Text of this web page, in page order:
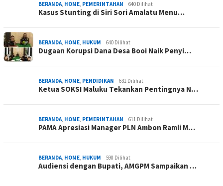
BERANDA, HOME, PEMERINTAHAN 640 Dilihat
Kasus Stunting di Siri Sori Amalatu Menu…
BERANDA, HOME, HUKUM 640 Dilihat
Dugaan Korupsi Dana Desa Booi Naik Penyi…
BERANDA, HOME, PENDIDIKAN 631 Dilihat
Ketua SOKSI Maluku Tekankan Pentingnya N…
BERANDA, HOME, PEMERINTAHAN 611 Dilihat
PAMA Apresiasi Manager PLN Ambon Ramli M…
BERANDA, HOME, HUKUM 598 Dilihat
Audiensi dengan Bupati, AMGPM Sampaikan …